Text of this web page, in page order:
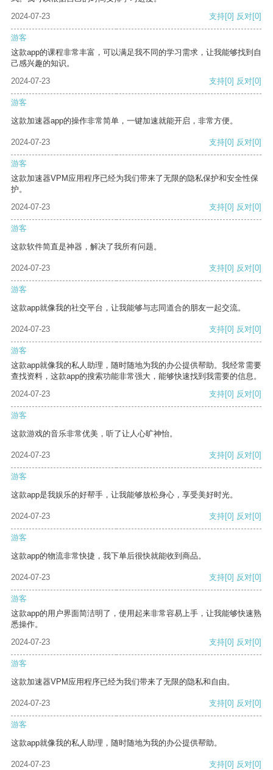
2024-07-23
支持[0] 反对[0]
游客
这款app的课程非常丰富，可以满足我不同的学习需求，让我能够找到自
己感兴趣的知识。
2024-07-23
支持[0] 反对[0]
游客
这款加速器app的操作非常简单，一键加速就能开启，非常方便。
2024-07-23 支持[0] 反对[0]
游客
这款加速器VPM应用程序已经为我们带来了无限的隐私保护和安全性保
护。
2024-07-23
支持[0] 反对[0]
游客
这款软件简直是神器，解决了我所有问题。
2024-07-23 支持[0] 反对[0]
游客
这款app就像我的社交平台，让我能够与志同道合的朋友一起交流。
2024-07-23 支持[0] 反对[0]
游客
这款app就像我的私人助理，随时随地为我的办公提供帮助。我经常需要
查找资料，这款app的搜索功能非常强大，能够快速找到我需要的信息。
2024-07-23
支持[0] 反对[0]
游客
这款游戏的音乐非常优美，听了让人心旷神怡。
2024-07-23 支持[0] 反对[0]
游客
这款app是我娱乐的好帮手，让我能够放松身心，享受美好时光。
2024-07-23 支持[0] 反对[0]
游客
这款app的物流非常快捷，我下单后很快就能收到商品。
2024-07-23 支持[0] 反对[0]
游客
这款app的用户界面简洁明了，使用起来非常容易上手，让我能够快速熟
悉操作。
2024-07-23
支持[0] 反对[0]
游客
这款加速器VPM应用程序已经为我们带来了无限的隐私和自由。
2024-07-23 支持[0] 反对[0]
游客
这款app就像我的私人助理，随时随地为我的办公提供帮助。
2024-07-23 支持[0] 反对[0]